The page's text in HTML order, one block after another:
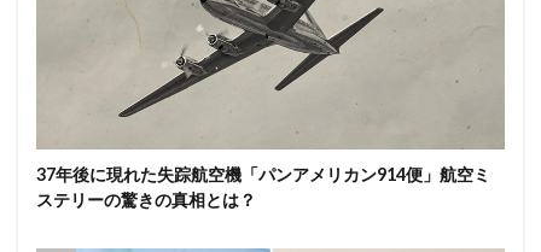
37年後に現れた失踪航空機「パンアメリカン914便」航空ミ
ステリーの驚きの真相とは？